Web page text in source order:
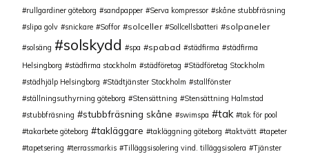
rullgardiner göteborg
sandpapper Serva kompressor
skåne stubbfräsning
slipa golv
snickare Soffor solceller Sollcellsbatteri solpaneler
solsäng solskydd spa spabad städfirma
städfirma
Helsingborg
städfirma stockholm städföretag
Städföretag Stockholm
städhjälp Helsingborg
Städtjänster Stockholm
stallfönster
ställningsuthyrning göteborg
Stensättning
Stensättning Halmstad
stubbfräsning
stubbfräsning skåne swimspa tak
tak för pool
takarbete göteborg
takläggare takläggning göteborg taktvätt
tapeter
tapetsering
terrassmarkis Tilläggsisolering vind. tilläggsisolera
Tjänster